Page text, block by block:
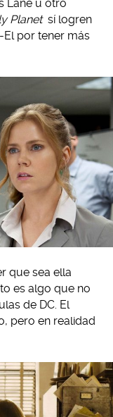
Lane u otro
Planet sí logren
por tener más
que sea ella
es algo que no
de DC. El
pero en realidad